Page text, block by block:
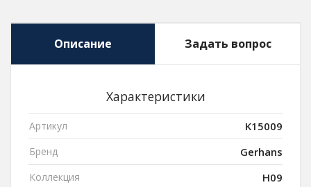
Описание Задать вопрос
Характеристики
Артикул K15009
Бренд Gerhans
Коллекция H09